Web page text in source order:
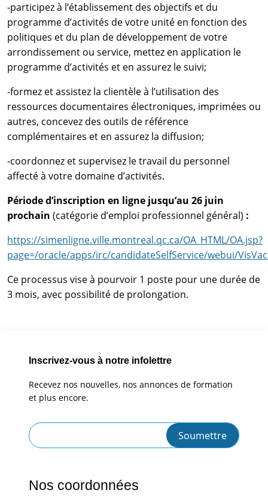
-participez à l’établissement des objectifs et du
programme d’activités de votre unité en fonction des
politiques et du plan de développement de votre
arrondissement ou service, mettez en application le
programme d’activités et en assurez le suivi;
-formez et assistez la clientèle à l’utilisation des
ressources documentaires électroniques, imprimées ou
autres, concevez des outils de référence
complémentaires et en assurez la diffusion;
-coordonnez et supervisez le travail du personnel
affecté à votre domaine d’activités.
Période d’inscription en ligne jusqu’au 26 juin
prochain (catégorie d’emploi professionnel général) :
https://simenligne.ville.montreal.qc.ca/OA_HTML/OA.jsp?
page=/oracle/apps/irc/candidateSelfService/webui/
Ce processus vise à pourvoir 1 poste pour une durée de
3 mois, avec possibilité de prolongation.
Inscrivez-vous à notre infolettre
Recevez nos nouvelles, nos annonces de formation
et plus encore.
Nos coordonnées